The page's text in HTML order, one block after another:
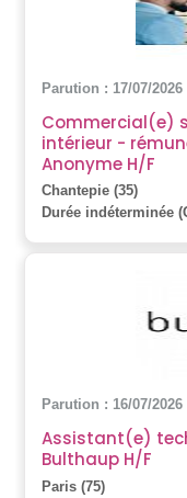
Parution : 17/07/2026
Commercial(e)
intérieur -
Anonyme H/F
Chantepie (35)
Durée indéterminée
Parution : 16/07/2026
Assistant(e)
Bulthaup H/F
Paris (75)